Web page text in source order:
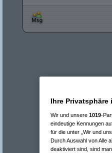
Ihre
Wir und unsere 1019-
eindeutige Kennungen
für die unter „Wir und
Durch Auswahl von Alle
deaktiviert sind, sind